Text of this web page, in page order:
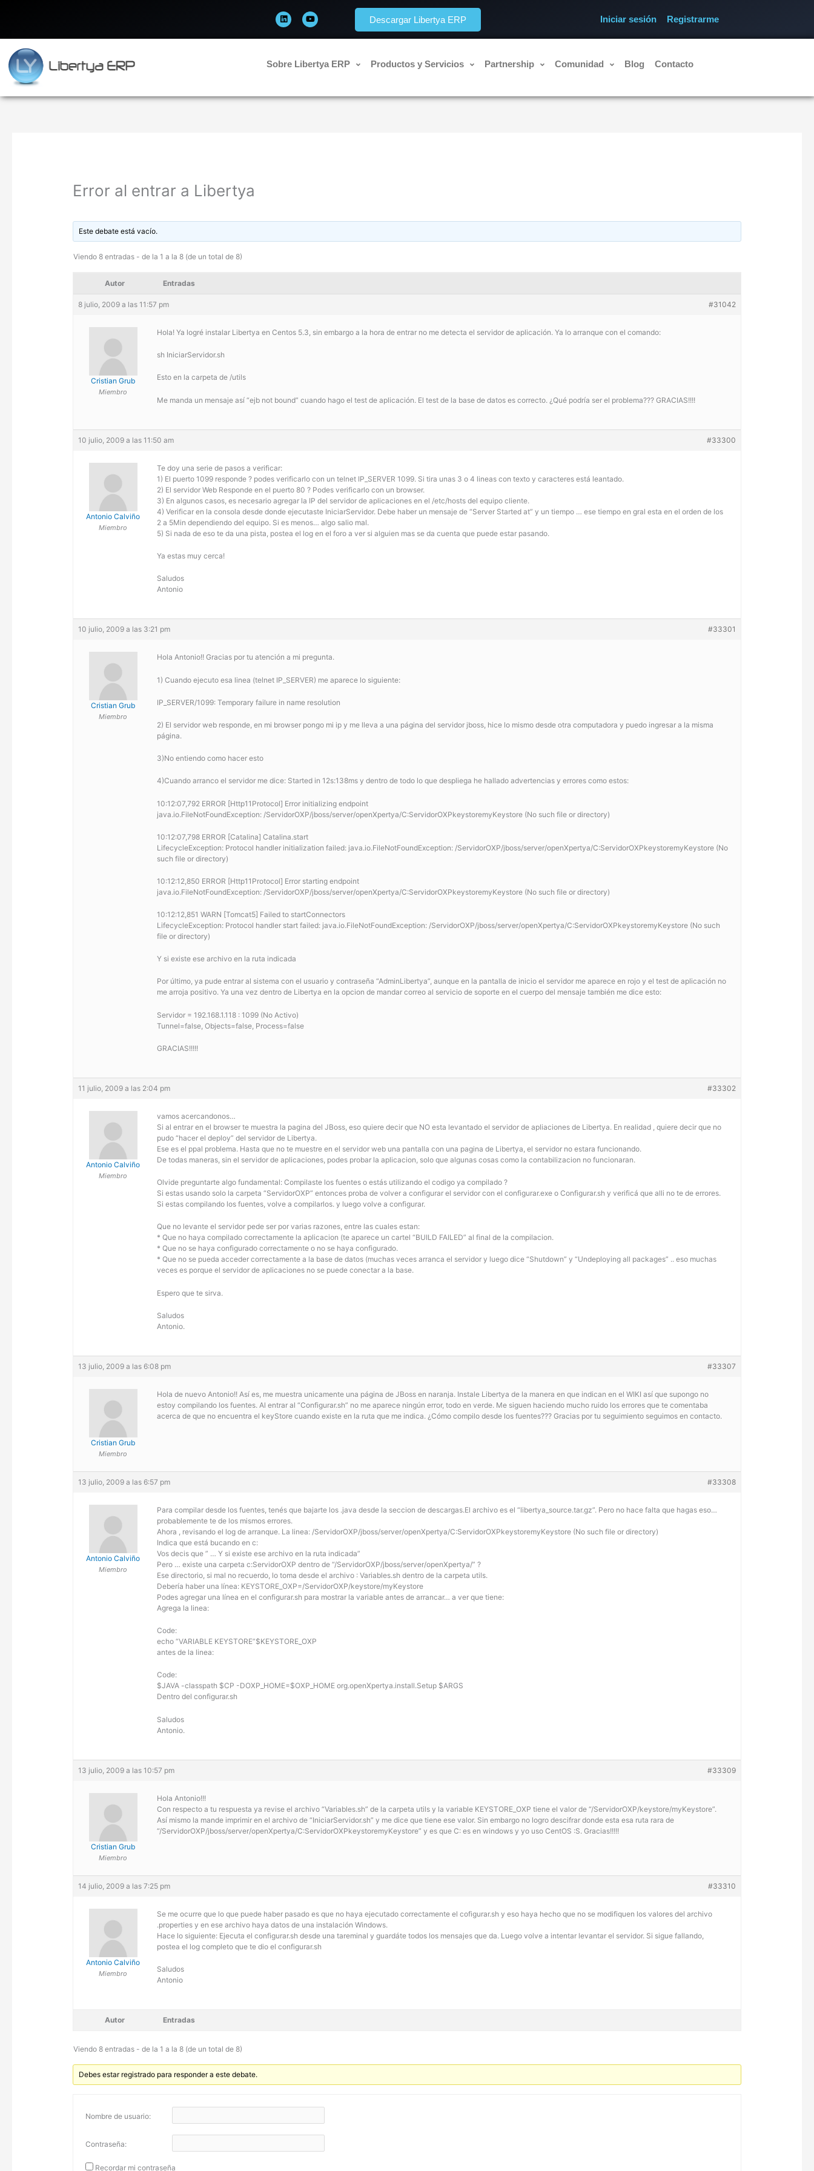
i
n
k
e
n
o
u
t
u
Descargar Libertya ERP Iniciar sesión Registrarme
Sobre Libertya ERP Productos y Servicios Partnership Comunidad Blog Contacto
Error al entrar a Libertya
Este debate está vacío.
Viendo 8 entradas - de la 1 a la 8 (de un total de 8)
Autor Entradas
8 julio, 2009 a las 11:57 pm #31042
Cristian Grub
Miembro
Hola! Ya logré instalar Libertya en Centos 5.3, sin embargo a la hora de entrar no me detecta el servidor de aplicación. Ya lo arranque con el comando:
sh IniciarServidor.sh
Esto en la carpeta de /utils
Me manda un mensaje así “ejb not bound” cuando hago el test de aplicación. El test de la base de datos es correcto. ¿Qué podría ser el problema??? GRACIAS!!!!
10 julio, 2009 a las 11:50 am #33300
Antonio Calviño
Miembro
Te doy una serie de pasos a verificar:
1) El puerto 1099 responde ? podes verificarlo con un telnet IP_SERVER 1099. Si tira unas 3 o 4 lineas con texto y caracteres está leantado.
2) El servidor Web Responde en el puerto 80 ? Podes verificarlo con un browser.
3) En algunos casos, es necesario agregar la IP del servidor de aplicaciones en el /etc/hosts del equipo cliente.
4) Verificar en la consola desde donde ejecutaste IniciarServidor. Debe haber un mensaje de “Server Started at” y un tiempo … ese tiempo en gral esta en el orden de los
2 a 5Min dependiendo del equipo. Si es menos… algo salio mal.
5) Si nada de eso te da una pista, postea el log en el foro a ver si alguien mas se da cuenta que puede estar pasando.
Ya estas muy cerca!
Saludos
Antonio
10 julio, 2009 a las 3:21 pm #33301
Cristian Grub
Miembro
Hola Antonio!! Gracias por tu atención a mi pregunta.
1) Cuando ejecuto esa linea (telnet IP_SERVER) me aparece lo siguiente:
IP_SERVER/1099: Temporary failure in name resolution
2) El servidor web responde, en mi browser pongo mi ip y me lleva a una página del servidor jboss, hice lo mismo desde otra computadora y puedo ingresar a la misma
página.
3)No entiendo como hacer esto
4)Cuando arranco el servidor me dice: Started in 12s:138ms y dentro de todo lo que despliega he hallado advertencias y errores como estos:
10:12:07,792 ERROR [Http11Protocol] Error initializing endpoint
java.io.FileNotFoundException: /ServidorOXP/jboss/server/openXpertya/C:ServidorOXPkeystoremyKeystore (No such file or directory)
10:12:07,798 ERROR [Catalina] Catalina.start
LifecycleException: Protocol handler initialization failed: java.io.FileNotFoundException: /ServidorOXP/jboss/server/openXpertya/C:ServidorOXPkeystoremyKeystore (No
such file or directory)
10:12:12,850 ERROR [Http11Protocol] Error starting endpoint
java.io.FileNotFoundException: /ServidorOXP/jboss/server/openXpertya/C:ServidorOXPkeystoremyKeystore (No such file or directory)
10:12:12,851 WARN [Tomcat5] Failed to startConnectors
LifecycleException: Protocol handler start failed: java.io.FileNotFoundException: /ServidorOXP/jboss/server/openXpertya/C:ServidorOXPkeystoremyKeystore (No such
file or directory)
Y si existe ese archivo en la ruta indicada
Por último, ya pude entrar al sistema con el usuario y contraseña “AdminLibertya”, aunque en la pantalla de inicio el servidor me aparece en rojo y el test de aplicación no
me arroja positivo. Ya una vez dentro de Libertya en la opcion de mandar correo al servicio de soporte en el cuerpo del mensaje también me dice esto:
Servidor = 192.168.1.118 : 1099 (No Activo)
Tunnel=false, Objects=false, Process=false
GRACIAS!!!!!
11 julio, 2009 a las 2:04 pm #33302
Antonio Calviño
Miembro
vamos acercandonos…
Si al entrar en el browser te muestra la pagina del JBoss, eso quiere decir que NO esta levantado el servidor de apliaciones de Libertya. En realidad , quiere decir que no
pudo “hacer el deploy” del servidor de Libertya.
Ese es el ppal problema. Hasta que no te muestre en el servidor web una pantalla con una pagina de Libertya, el servidor no estara funcionando.
De todas maneras, sin el servidor de aplicaciones, podes probar la aplicacion, solo que algunas cosas como la contabilizacion no funcionaran.
Olvide preguntarte algo fundamental: Compilaste los fuentes o estás utilizando el codigo ya compilado ?
Si estas usando solo la carpeta “ServidorOXP” entonces proba de volver a configurar el servidor con el configurar.exe o Configurar.sh y verificá que alli no te de errores.
Si estas compilando los fuentes, volve a compilarlos. y luego volve a configurar.
Que no levante el servidor pede ser por varias razones, entre las cuales estan:
* Que no haya compilado correctamente la aplicacion (te aparece un cartel “BUILD FAILED” al final de la compilacion.
* Que no se haya configurado correctamente o no se haya configurado.
* Que no se pueda acceder correctamente a la base de datos (muchas veces arranca el servidor y luego dice “Shutdown” y “Undeploying all packages” .. eso muchas
veces es porque el servidor de aplicaciones no se puede conectar a la base.
Espero que te sirva.
Saludos
Antonio.
13 julio, 2009 a las 6:08 pm #33307
Cristian Grub
Miembro
Hola de nuevo Antonio!! Así es, me muestra unicamente una página de JBoss en naranja. Instale Libertya de la manera en que indican en el WIKI así que supongo no
estoy compilando los fuentes. Al entrar al “Configurar.sh” no me aparece ningún error, todo en verde. Me siguen haciendo mucho ruido los errores que te comentaba
acerca de que no encuentra el keyStore cuando existe en la ruta que me indica. ¿Cómo compilo desde los fuentes??? Gracias por tu seguimiento seguimos en contacto.
13 julio, 2009 a las 6:57 pm #33308
Antonio Calviño
Miembro
Para compilar desde los fuentes, tenés que bajarte los .java desde la seccion de descargas.El archivo es el “libertya_source.tar.gz”. Pero no hace falta que hagas eso…
probablemente te de los mismos errores.
Ahora , revisando el log de arranque. La linea: /ServidorOXP/jboss/server/openXpertya/C:ServidorOXPkeystoremyKeystore (No such file or directory)
Indica que está bucando en c:
Vos decis que ” … Y si existe ese archivo en la ruta indicada”
Pero … existe una carpeta c:ServidorOXP dentro de “/ServidorOXP/jboss/server/openXpertya/” ?
Ese directorio, si mal no recuerdo, lo toma desde el archivo : Variables.sh dentro de la carpeta utils.
Debería haber una línea: KEYSTORE_OXP=/ServidorOXP/keystore/myKeystore
Podes agregar una línea en el configurar.sh para mostrar la variable antes de arrancar… a ver que tiene:
Agrega la linea:
Code:
echo “VARIABLE KEYSTORE”$KEYSTORE_OXP
antes de la linea:
Code:
$JAVA -classpath $CP -DOXP_HOME=$OXP_HOME org.openXpertya.install.Setup $ARGS
Dentro del configurar.sh
Saludos
Antonio.
13 julio, 2009 a las 10:57 pm #33309
Cristian Grub
Miembro
Hola Antonio!!!
Con respecto a tu respuesta ya revise el archivo “Variables.sh” de la carpeta utils y la variable KEYSTORE_OXP tiene el valor de “/ServidorOXP/keystore/myKeystore”.
Así mismo la mande imprimir en el archivo de “IniciarServidor.sh” y me dice que tiene ese valor. Sin embargo no logro descifrar donde esta esa ruta rara de
“/ServidorOXP/jboss/server/openXpertya/C:ServidorOXPkeystoremyKeystore” y es que C: es en windows y yo uso CentOS :S. Gracias!!!!!
14 julio, 2009 a las 7:25 pm #33310
Antonio Calviño
Miembro
Se me ocurre que lo que puede haber pasado es que no haya ejecutado correctamente el cofigurar.sh y eso haya hecho que no se modifiquen los valores del archivo
.properties y en ese archivo haya datos de una instalación Windows.
Hace lo siguiente: Ejecuta el configurar.sh desde una tareminal y guardáte todos los mensajes que da. Luego volve a intentar levantar el servidor. Si sigue fallando,
postea el log completo que te dio el configurar.sh
Saludos
Antonio
Autor Entradas
Viendo 8 entradas - de la 1 a la 8 (de un total de 8)
Debes estar registrado para responder a este debate.
Nombre de usuario:
Contraseña:
Recordar mi contraseña